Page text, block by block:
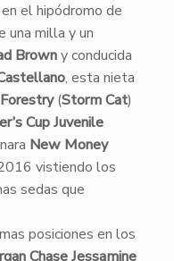
el hipódromo de
una milla y un
Browny conducida
, esta nieta
Forestry(Storm Cat)
Cup Juvenile
New Money
vistiendo los
sedas que
posiciones en los
Chase Jessamine